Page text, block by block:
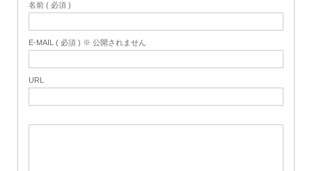
名前 ( 必須 )
E-MAIL ( 必須 ) ※ 公開されません
URL